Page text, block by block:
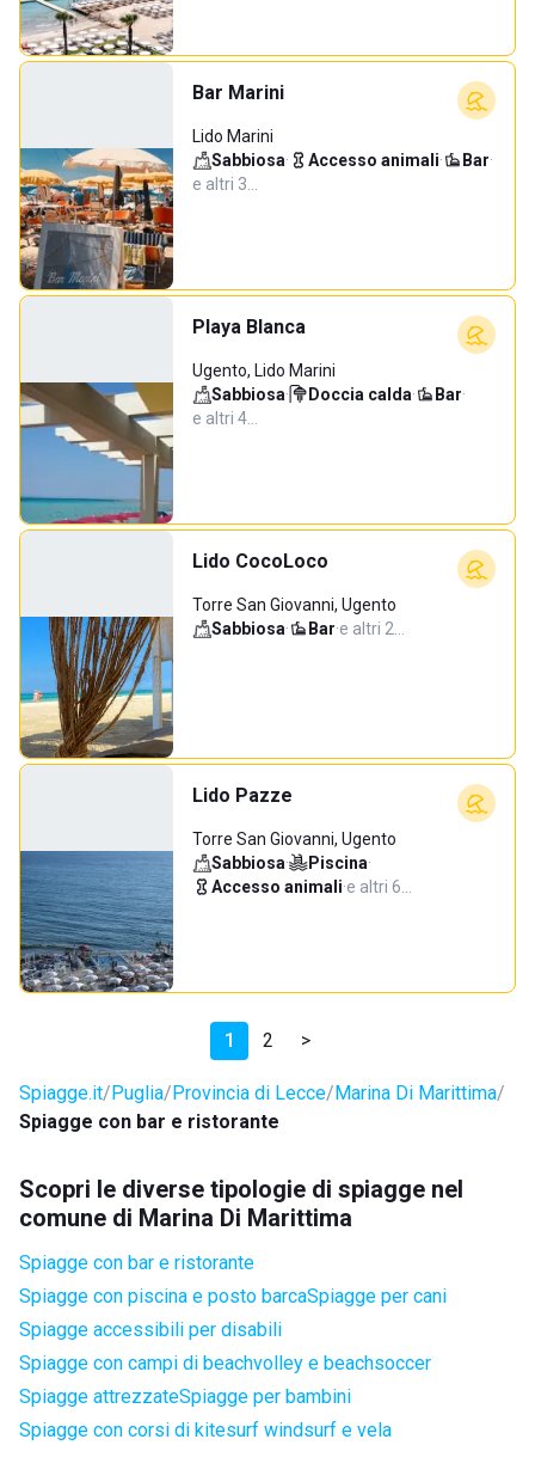
Bar Marini
Lido Marini
Sabbiosa· Accesso animali· Bar·
e altri 3…
Playa Blanca
Ugento, Lido Marini
Sabbiosa· Doccia calda· Bar·
e altri 4…
Lido CocoLoco
Torre San Giovanni, Ugento
Sabbiosa· Bar·e altri 2…
Lido Pazze
Torre San Giovanni, Ugento
Sabbiosa· Piscina·
Accesso animali·e altri 6…
1 2 >
Spiagge.it Puglia Provincia di Lecce Marina Di Marittima
Spiagge con bar e ristorante
Scopri le diverse tipologie di spiagge nel
comune di Marina Di Marittima
Spiagge con bar e ristorante
Spiagge con piscina e posto barcaSpiagge per cani
Spiagge accessibili per disabili
Spiagge con campi di beachvolley e beachsoccer
Spiagge attrezzateSpiagge per bambini
Spiagge con corsi di kitesurf windsurf e vela